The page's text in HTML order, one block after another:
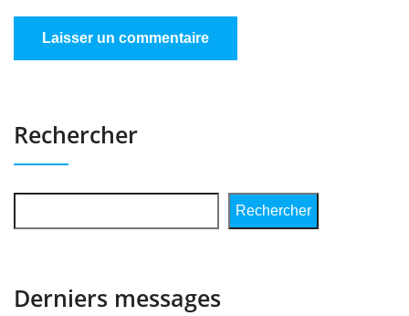
Rechercher
Rechercher
Derniers messages